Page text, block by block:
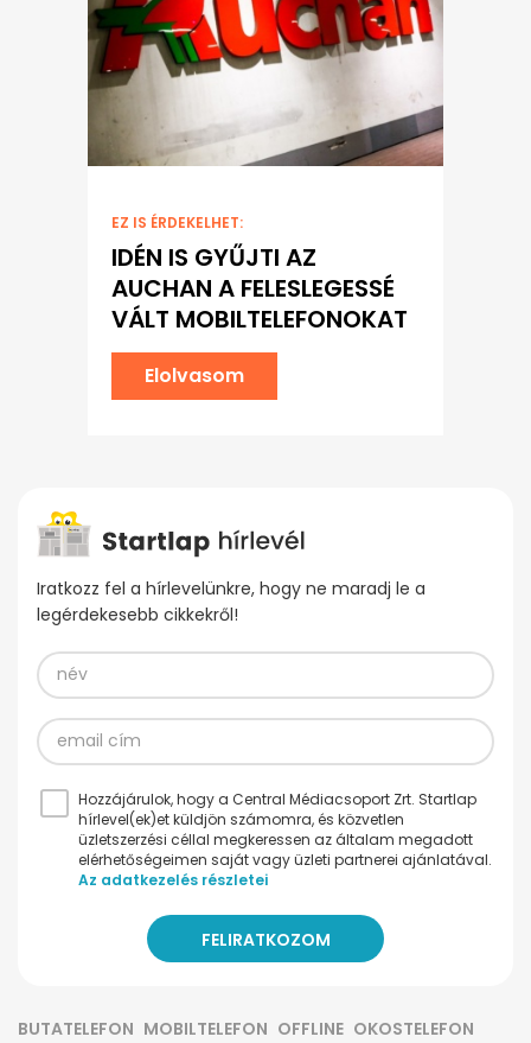
EZ IS ÉRDEKELHET:
IDÉN IS GYŰJTI AZ
AUCHAN A FELESLEGESSÉ
VÁLT MOBILTELEFONOKAT
Elolvasom
Iratkozz fel a hírlevelünkre, hogy ne maradj le a
legérdekesebb cikkekről!
Hozzájárulok, hogy a Central Médiacsoport Zrt. Startlap
hírlevel(ek)et küldjön számomra, és közvetlen
üzletszerzési céllal megkeressen az általam megadott
elérhetőségeimen saját vagy üzleti partnerei ajánlatával.
Az adatkezelés részletei
BUTATELEFON MOBILTELEFON OFFLINE OKOSTELEFON